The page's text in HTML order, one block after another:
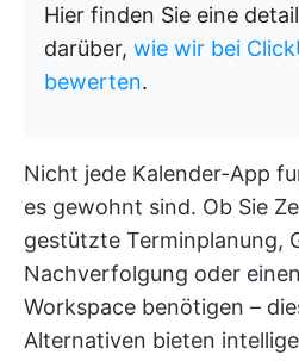
Hier finden Sie eine
darüber, wie wir bei
bewerten.
Nicht jede Kalender-App
es gewohnt sind. Ob Sie
gestützte Terminplanung,
Nachverfolgung oder
Workspace benötigen –
Alternativen bieten